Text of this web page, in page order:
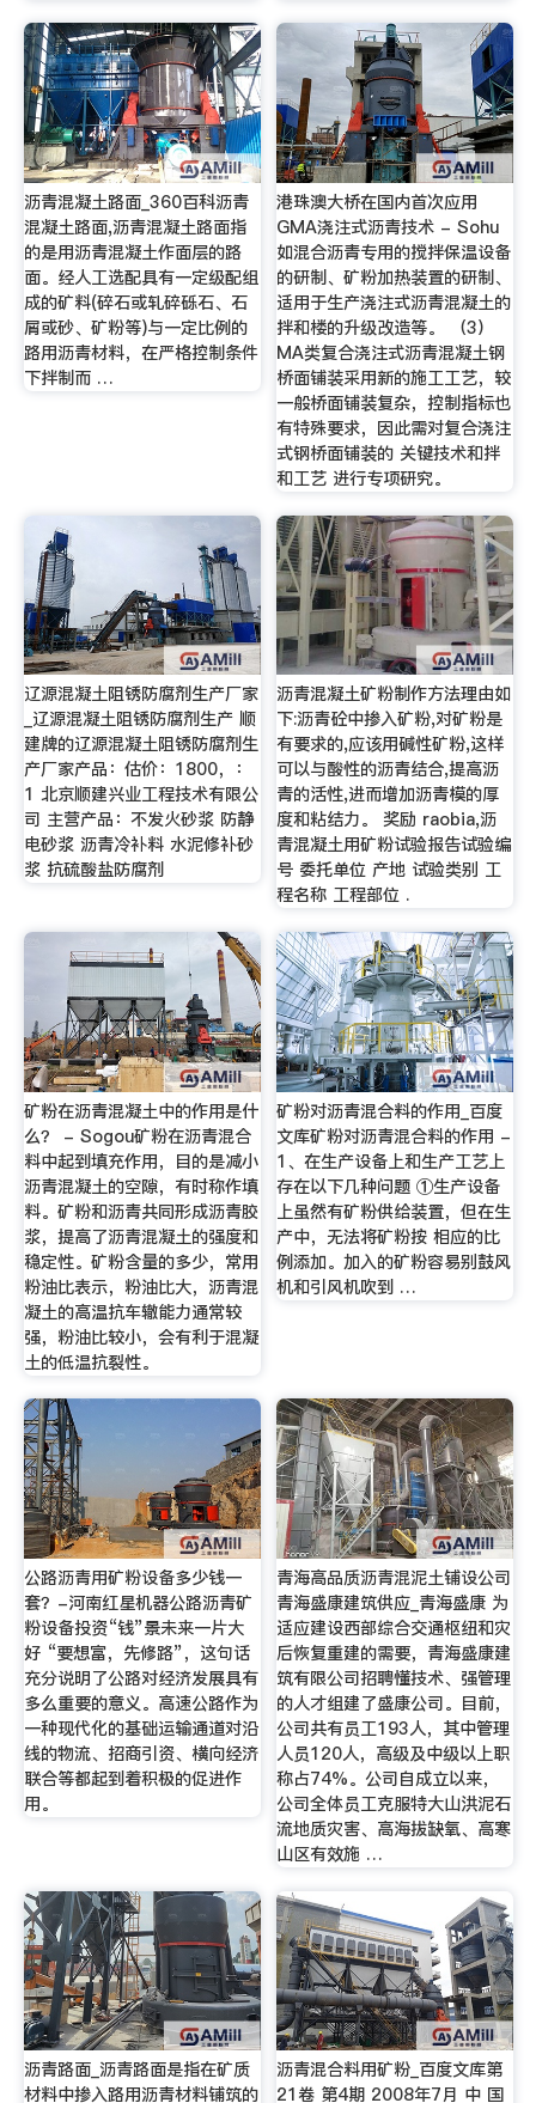
沥青混凝土路面_360百科沥青
混凝土路面,沥青混凝土路面指
的是用沥青混凝土作面层的路
面。经人工选配具有一定级配组
成的矿料(碎石或轧碎砾石、石
屑或砂、矿粉等)与一定比例的
路用沥青材料，在严格控制条件
下拌制而 …
港珠澳大桥在国内首次应用
GMA浇注式沥青技术 - Sohu
如混合沥青专用的搅拌保温设备
的研制、矿粉加热装置的研制、
适用于生产浇注式沥青混凝土的
拌和楼的升级改造等。 （3）
MA类复合浇注式沥青混凝土钢
桥面铺装采用新的施工工艺，较
一般桥面铺装复杂，控制指标也
有特殊要求，因此需对复合浇注
式钢桥面铺装的 关键技术和拌
和工艺 进行专项研究。
辽源混凝土阻锈防腐剂生产厂家
_辽源混凝土阻锈防腐剂生产 顺
建牌的辽源混凝土阻锈防腐剂生
产厂家产品：估价：1800，：
1 北京顺建兴业工程技术有限公
司 主营产品：不发火砂浆 防静
电砂浆 沥青冷补料 水泥修补砂
浆 抗硫酸盐防腐剂
沥青混凝土矿粉制作方法理由如
下:沥青砼中掺入矿粉,对矿粉是
有要求的,应该用碱性矿粉,这样
可以与酸性的沥青结合,提高沥
青的活性,进而增加沥青模的厚
度和粘结力。 奖励 raobia,沥
青混凝土用矿粉试验报告试验编
号 委托单位 产地 试验类别 工
程名称 工程部位 .
矿粉在沥青混凝土中的作用是什
么？ - Sogou矿粉在沥青混合
料中起到填充作用，目的是减小
沥青混凝土的空隙，有时称作填
料。矿粉和沥青共同形成沥青胶
浆，提高了沥青混凝土的强度和
稳定性。矿粉含量的多少，常用
粉油比表示，粉油比大，沥青混
凝土的高温抗车辙能力通常较
强，粉油比较小，会有利于混凝
土的低温抗裂性。
矿粉对沥青混合料的作用_百度
文库矿粉对沥青混合料的作用 -
1、在生产设备上和生产工艺上
存在以下几种问题 ①生产设备
上虽然有矿粉供给装置，但在生
产中，无法将矿粉按 相应的比
例添加。加入的矿粉容易别鼓风
机和引风机吹到 …
公路沥青用矿粉设备多少钱一
套？-河南红星机器公路沥青矿
粉设备投资“钱”景未来一片大
好 “要想富，先修路”，这句话
充分说明了公路对经济发展具有
多么重要的意义。高速公路作为
一种现代化的基础运输通道对沿
线的物流、招商引资、横向经济
联合等都起到着积极的促进作
用。
青海高品质沥青混泥土铺设公司
青海盛康建筑供应_青海盛康 为
适应建设西部综合交通枢纽和灾
后恢复重建的需要，青海盛康建
筑有限公司招聘懂技术、强管理
的人才组建了盛康公司。目前，
公司共有员工193人，其中管理
人员120人，高级及中级以上职
称占74%。公司自成立以来，
公司全体员工克服特大山洪泥石
流地质灾害、高海拔缺氧、高寒
山区有效施 …
沥青路面_沥青路面是指在矿质
材料中掺入路用沥青材料铺筑的
沥青混合料用矿粉_百度文库第
21卷 第4期 2008年7月 中 国